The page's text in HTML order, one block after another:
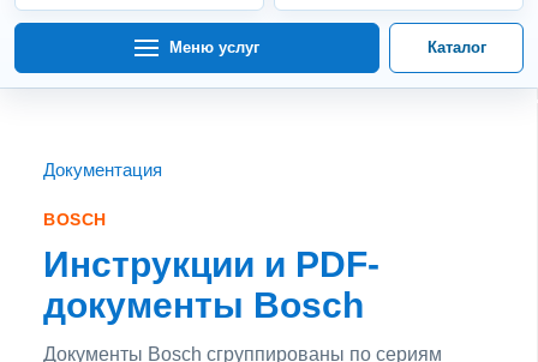
Меню услуг Каталог
Документация
BOSCH
Инструкции и PDF-
документы Bosch
Документы Bosch сгруппированы по сериям